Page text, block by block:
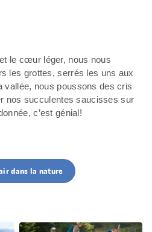
le cœur léger, nous nous
les grottes, serrés les uns aux
vallée, nous poussons des cris
nos succulentes saucisses sur
c’est génial!
dans la nature